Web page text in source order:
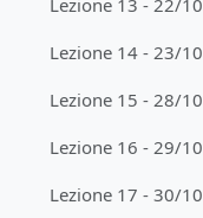
Lezione 13 - 22/10
Lezione 14 - 23/10
Lezione 15 - 28/10
Lezione 16 - 29/10
Lezione 17 - 30/10